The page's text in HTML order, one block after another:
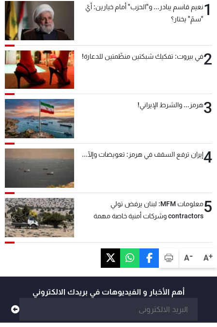
A+
A-
1نعيم قاسم يبادر... و"الحزب" أمام خيارين: أيّ
"سمّ" يختار؟
2في بيروت: تفكيك شبكتين منظّمتين للدعارة!
3هرمز... والشرط الإيراني!
4إيران ترفع السقف في هرمز: تعويضات وإلّا...
5
معلومات MFM: لبنان يرفض تولي
contractors وشركات أمنية خاصة مهمة
أهم الأخبار و الفيديوهات في بريدك الالكتروني